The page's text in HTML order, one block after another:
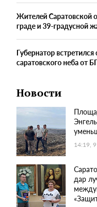
Жителей Саратовской
граде и 39-градусной
Губернатор
саратовского неба от
Новости
14:19,
дар